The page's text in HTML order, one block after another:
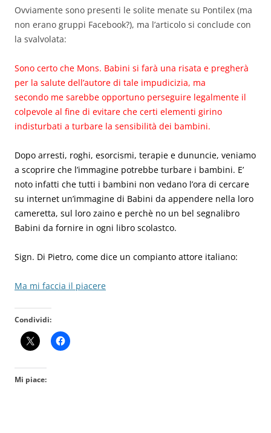
Ovviamente sono presenti le solite menate su Pontilex (ma
non erano gruppi Facebook?), ma l’articolo si conclude con
la svalvolata:
Sono certo che Mons. Babini si farà una risata e pregherà
per la salute dell’autore di tale impudicizia, ma
secondo me sarebbe opportuno perseguire legalmente il
colpevole al fine di evitare che certi elementi girino
indisturbati a turbare la sensibilità dei bambini.
Dopo arresti, roghi, esorcismi, terapie e dununcie, veniamo
a scoprire che l’immagine potrebbe turbare i bambini. E’
noto infatti che tutti i bambini non vedano l’ora di cercare
su internet un’immagine di Babini da appendere nella loro
cameretta, sul loro zaino e perchè no un bel segnalibro
Babini da fornire in ogni libro scolastco.
Sign. Di Pietro, come dice un compianto attore italiano:
Ma mi faccia il piacere
Condividi:
Mi piace: